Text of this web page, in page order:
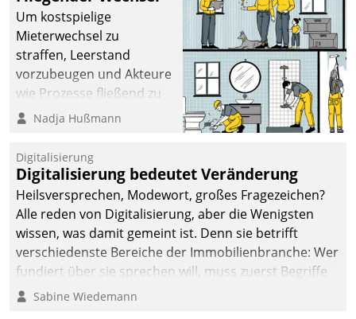
Um kostspielige
Mieterwechsel zu
straffen, Leerstand
vorzubeugen und Akteure
wie Prozesse fließend zu
vernetzen, nutzt die
Jahresbeginn eine
Überblick, Einsicht und
Eingriff bietende Lösung.
Zur Entwicklung setzte
man auf
Cloudtechnologie,
bewährte und Startup-
agile Projektmethoden.
Nadja Hußmann
Digitalisierung
Digitalisierung bedeutet Veränderung
Heilsversprechen, Modewort, großes Fragezeichen?
Alle reden von Digitalisierung, aber die Wenigsten
wissen, was damit gemeint ist. Denn sie betrifft
verschiedenste Bereiche der Immobilienbranche: Wer
fundiert über sie sprechen will, muss zuerst Begriffe
klären. Ein Aspekt ist die betriebliche Optimierung:
Sabine Wiedemann